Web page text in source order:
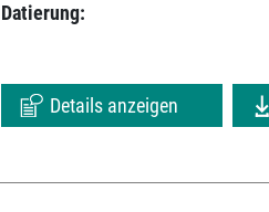
Datierung:
Details anzeigen